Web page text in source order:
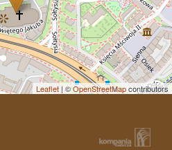
Leaflet | ©OpenStreetMapcontributors